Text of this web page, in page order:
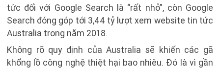
tức đối với Google Search là “rất nhỏ”, còn Google
Search đóng góp tới 3,44 tỷ lượt xem website tin tức
Australia trong năm 2018.
Không rõ quy định của Australia sẽ khiến các gã
khổng lồ công nghệ thiệt hại bao nhiêu. Đó là vì gần